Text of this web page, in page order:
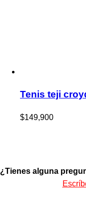
Tenis teji
$149,900
¿Tienes alguna